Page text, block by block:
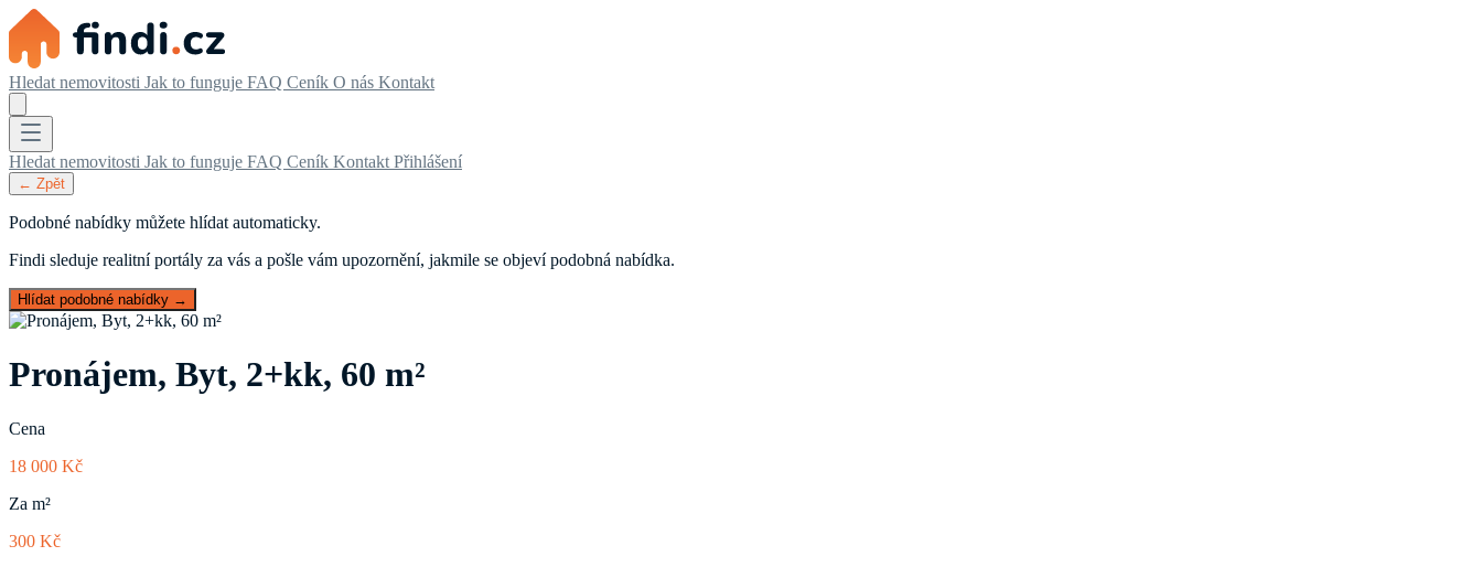
Hledat nemovitosti Jak to funguje FAQ Ceník O nás Kontakt
Hledat nemovitosti Jak to funguje FAQ Ceník Kontakt Přihlášení
← Zpět
Podobné nabídky můžete hlídat automaticky.
Findi sleduje realitní portály za vás a pošle vám upozornění, jakmile se objeví podobná nabídka.
Hlídat podobné nabídky →
Pronájem, Byt, 2+kk, 60 m²
Cena
18 000 Kč
Za m²
300 Kč